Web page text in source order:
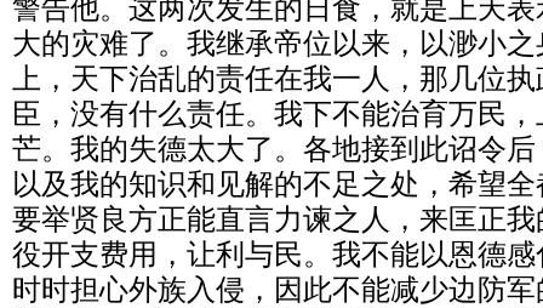
警告他。这两次发生的日食，就是上天
大的灾难了。我继承帝位以来，以渺小
上，天下治乱的责任在我一人，那几位
臣，没有什么责任。我下不能治育万民
芒。我的失德太大了。各地接到此诏令
以及我的知识和见解的不足之处，希望
要举贤良方正能直言力谏之人，来匡正
役开支费用，让利与民。我不能以恩德
时时担心外族入侵，因此不能减少边防